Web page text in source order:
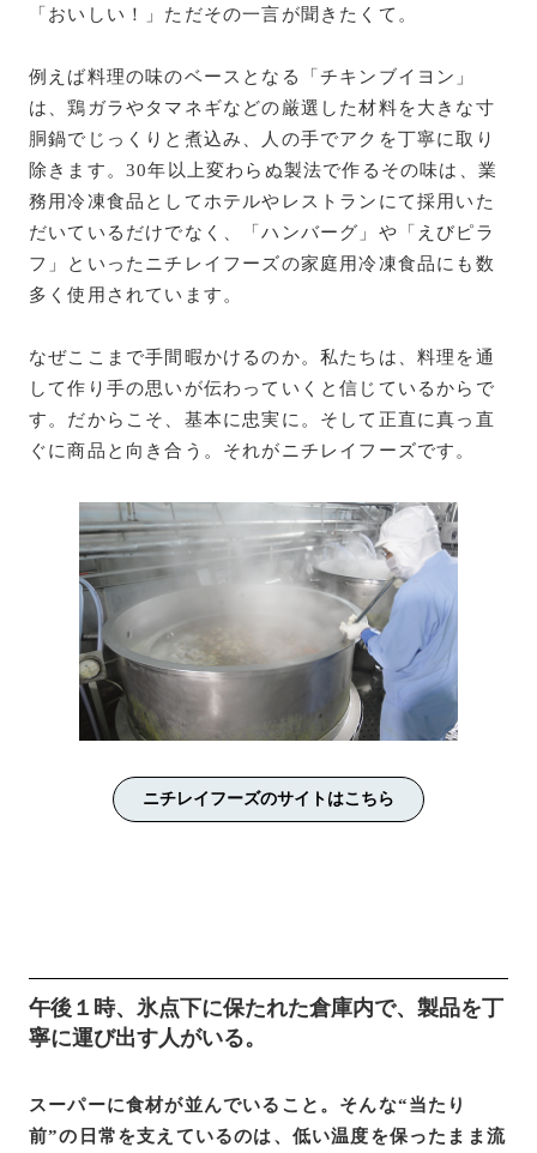
「おいしい！」ただその一言が聞きたくて。
例えば料理の味のベースとなる「チキンブイヨン」
は、鶏ガラやタマネギなどの厳選した材料を大きな寸
胴鍋でじっくりと煮込み、人の手でアクを丁寧に取り
除きます。30年以上変わらぬ製法で作るその味は、業
務用冷凍食品としてホテルやレストランにて採用いた
だいているだけでなく、「ハンバーグ」や「えびピラ
フ」といったニチレイフーズの家庭用冷凍食品にも数
多く使用されています。
なぜここまで手間暇かけるのか。私たちは、料理を通
して作り手の思いが伝わっていくと信じているからで
す。だからこそ、基本に忠実に。そして正直に真っ直
ぐに商品と向き合う。それがニチレイフーズです。
ニチレイフーズのサイトはこちら
午後１時、氷点下に保たれた倉庫内で、製品を丁
寧に運び出す人がいる。
スーパーに食材が並んでいること。そんな“当たり
前”の日常を支えているのは、低い温度を保ったまま流